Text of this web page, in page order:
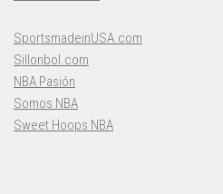
SportsmadeinUSA.com
Sillonbol.com
NBA Pasión
Somos NBA
Sweet Hoops NBA